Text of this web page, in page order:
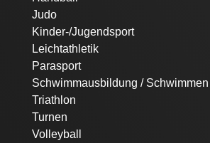
Judo
Kinder-/Jugendsport
Leichtathletik
Parasport
Schwimmausbildung / Schwimmen
Triathlon
Turnen
Volleyball